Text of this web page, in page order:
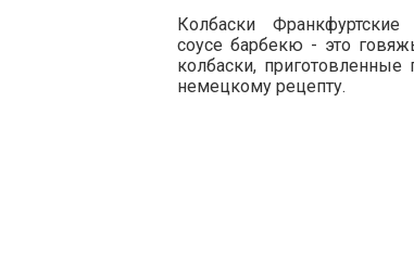
Колбаски
соусе барбекю - это
колбаски, приготовленные
немецкому рецепту.